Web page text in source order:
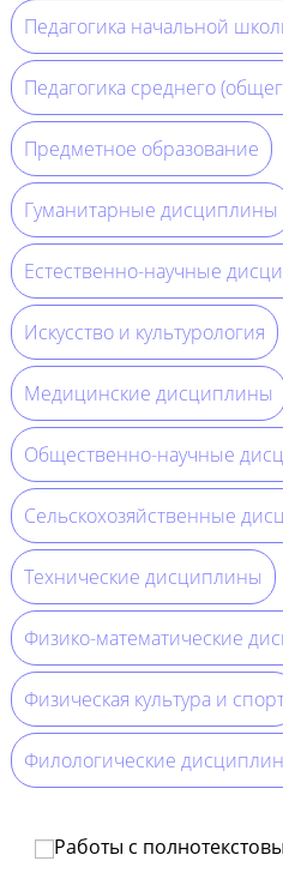
Педагогика начальной
Педагогика среднего
Предметное образование
Гуманитарные дисциплины
Естественно-научные
Искусство и культурология
Медицинские дисциплины
Общественно-научные
Сельскохозяйственные
Технические дисциплины
Физико-математические
Физическая культура и
Филологические
Работы с